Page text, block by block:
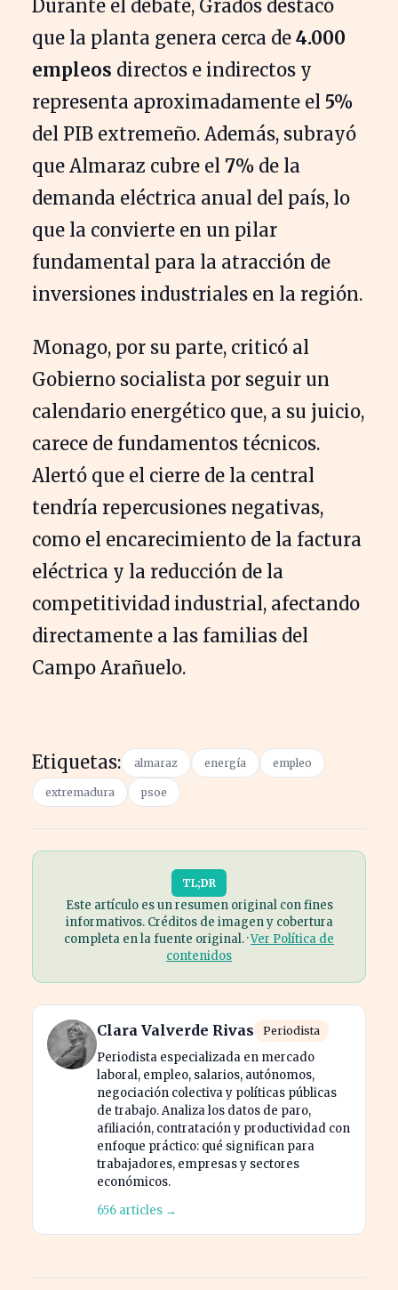
Durante el debate, Grados destacó
que la planta genera cerca de 4.000
empleos directos e indirectos y
representa aproximadamente el 5%
del PIB extremeño. Además, subrayó
que Almaraz cubre el 7% de la
demanda eléctrica anual del país, lo
que la convierte en un pilar
fundamental para la atracción de
inversiones industriales en la región.
Monago, por su parte, criticó al
Gobierno socialista por seguir un
calendario energético que, a su juicio,
carece de fundamentos técnicos.
Alertó que el cierre de la central
tendría repercusiones negativas,
como el encarecimiento de la factura
eléctrica y la reducción de la
competitividad industrial, afectando
directamente a las familias del
Campo Arañuelo.
Etiquetas: almaraz energía empleo
extremadura psoe
TL;DR
Este artículo es un resumen original con fines
informativos. Créditos de imagen y cobertura
completa en la fuente original. ·Ver Política de
contenidos
Clara Valverde Rivas Periodista
Periodista especializada en mercado
laboral, empleo, salarios, autónomos,
negociación colectiva y políticas públicas
de trabajo. Analiza los datos de paro,
afiliación, contratación y productividad con
enfoque práctico: qué significan para
trabajadores, empresas y sectores
económicos.
656 articles →